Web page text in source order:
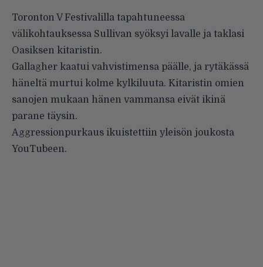
Toronton V Festivalilla tapahtuneessa
välikohtauksessa Sullivan syöksyi lavalle ja taklasi
Oasiksen kitaristin.
Gallagher kaatui vahvistimensa päälle, ja rytäkässä
häneltä murtui kolme kylkiluuta. Kitaristin omien
sanojen mukaan hänen vammansa eivät ikinä
parane täysin.
Aggressionpurkaus ikuistettiin yleisön joukosta
YouTubeen.